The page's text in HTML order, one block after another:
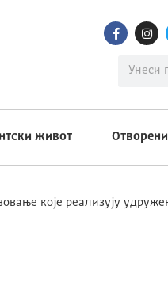
живот
које реализују